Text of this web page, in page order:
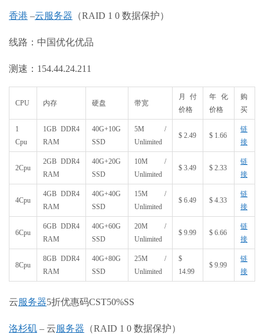
香港 –云服务器 （RAID 1 0 数据保护）
线路：中国优化优品
测速：154.44.24.211
CPU 内存 硬盘 带宽
月付
价格
年化
价格
购
买
1
Cpu
1GB DDR4
RAM
40G+10G
SSD
5M /
Unlimited
$ 2.49 $ 1.66
链
接
2Cpu
2GB DDR4
RAM
40G+20G
SSD
10M /
Unlimited
$ 3.49 $ 2.33
链
接
4Cpu
4GB DDR4
RAM
40G+40G
SSD
15M /
Unlimited
$ 6.49 $ 4.33
链
接
6Cpu
6GB DDR4
RAM
40G+60G
SSD
20M /
Unlimited
$ 9.99 $ 6.66
链
接
8Cpu
8GB DDR4
RAM
40G+80G
SSD
25M /
Unlimited
$
14.99
$ 9.99
链
接
云服务器5折优惠码CST50%SS
洛杉矶 – 云服务器 （RAID 1 0 数据保护）